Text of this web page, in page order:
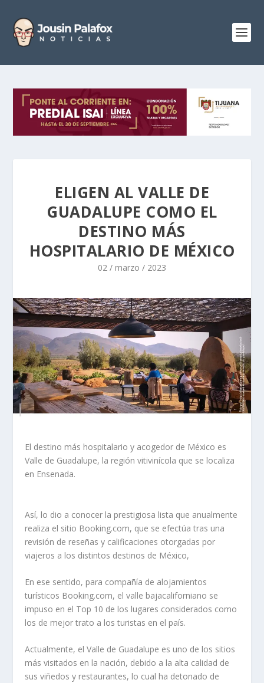
ELIGEN AL VALLE DE
GUADALUPE COMO EL
DESTINO MÁS
HOSPITALARIO DE MÉXICO
02 / marzo / 2023
El destino más hospitalario y acogedor de México es
Valle de Guadalupe, la región vitivinícola que se localiza
en Ensenada.
Así, lo dio a conocer la prestigiosa lista que anualmente
realiza el sitio Booking.com, que se efectúa tras una
revisión de reseñas y calificaciones otorgadas por
viajeros a los distintos destinos de México,
En ese sentido, para compañía de alojamientos
turísticos Booking.com, el valle bajacaliforniano se
impuso en el Top 10 de los lugares considerados como
los de mejor trato a los turistas en el país.
Actualmente, el Valle de Guadalupe es uno de los sitios
más visitados en la nación, debido a la alta calidad de
sus viñedos y restaurantes, lo cual ha detonado de